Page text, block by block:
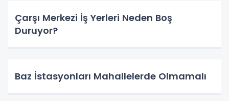
Çarşı Merkezi İş Yerleri Neden Boş
Duruyor?
Baz İstasyonları Mahallelerde Olmamalı